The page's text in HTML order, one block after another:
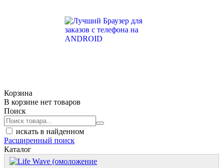
Корзина
В корзине нет товаров
Поиск
искать в найденном
Расширенный поиск
Каталог